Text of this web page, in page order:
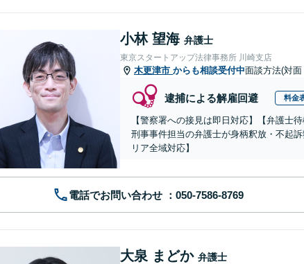
小林 望海 弁護士
東京スタートアップ法律事務所 川崎支店
木更津市 からも相談受付中面談方法(対
逮捕による解雇回避 料金
【警察署への接見は即日対応】【弁護士
刑事事件担当の弁護士が身柄釈放・不起
リア全域対応】
電話でお問い合わせ
大泉 まどか 弁護士